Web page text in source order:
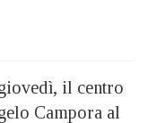
il centro
Campora al